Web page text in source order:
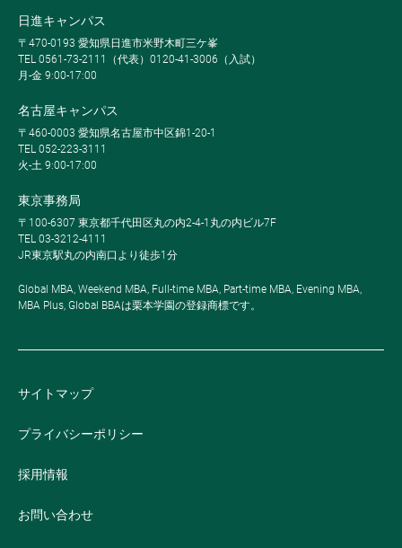
日進キャンパス
〒470-0193 愛知県日進市米野木町三ケ峯
TEL 0561-73-2111（代表）0120-41-3006（入試）
月-金 9:00-17:00
名古屋キャンパス
〒460-0003 愛知県名古屋市中区錦1-20-1
TEL 052-223-3111
火-土 9:00-17:00
東京事務局
〒100-6307 東京都千代田区丸の内2-4-1丸の内ビル7F
TEL 03-3212-4111
JR東京駅丸の内南口より徒歩1分
Global MBA, Weekend MBA, Full-time MBA, Part-time MBA, Evening MBA,
MBA Plus, Global BBAは栗本学園の登録商標です。
サイトマップ
プライバシーポリシー
採用情報
お問い合わせ